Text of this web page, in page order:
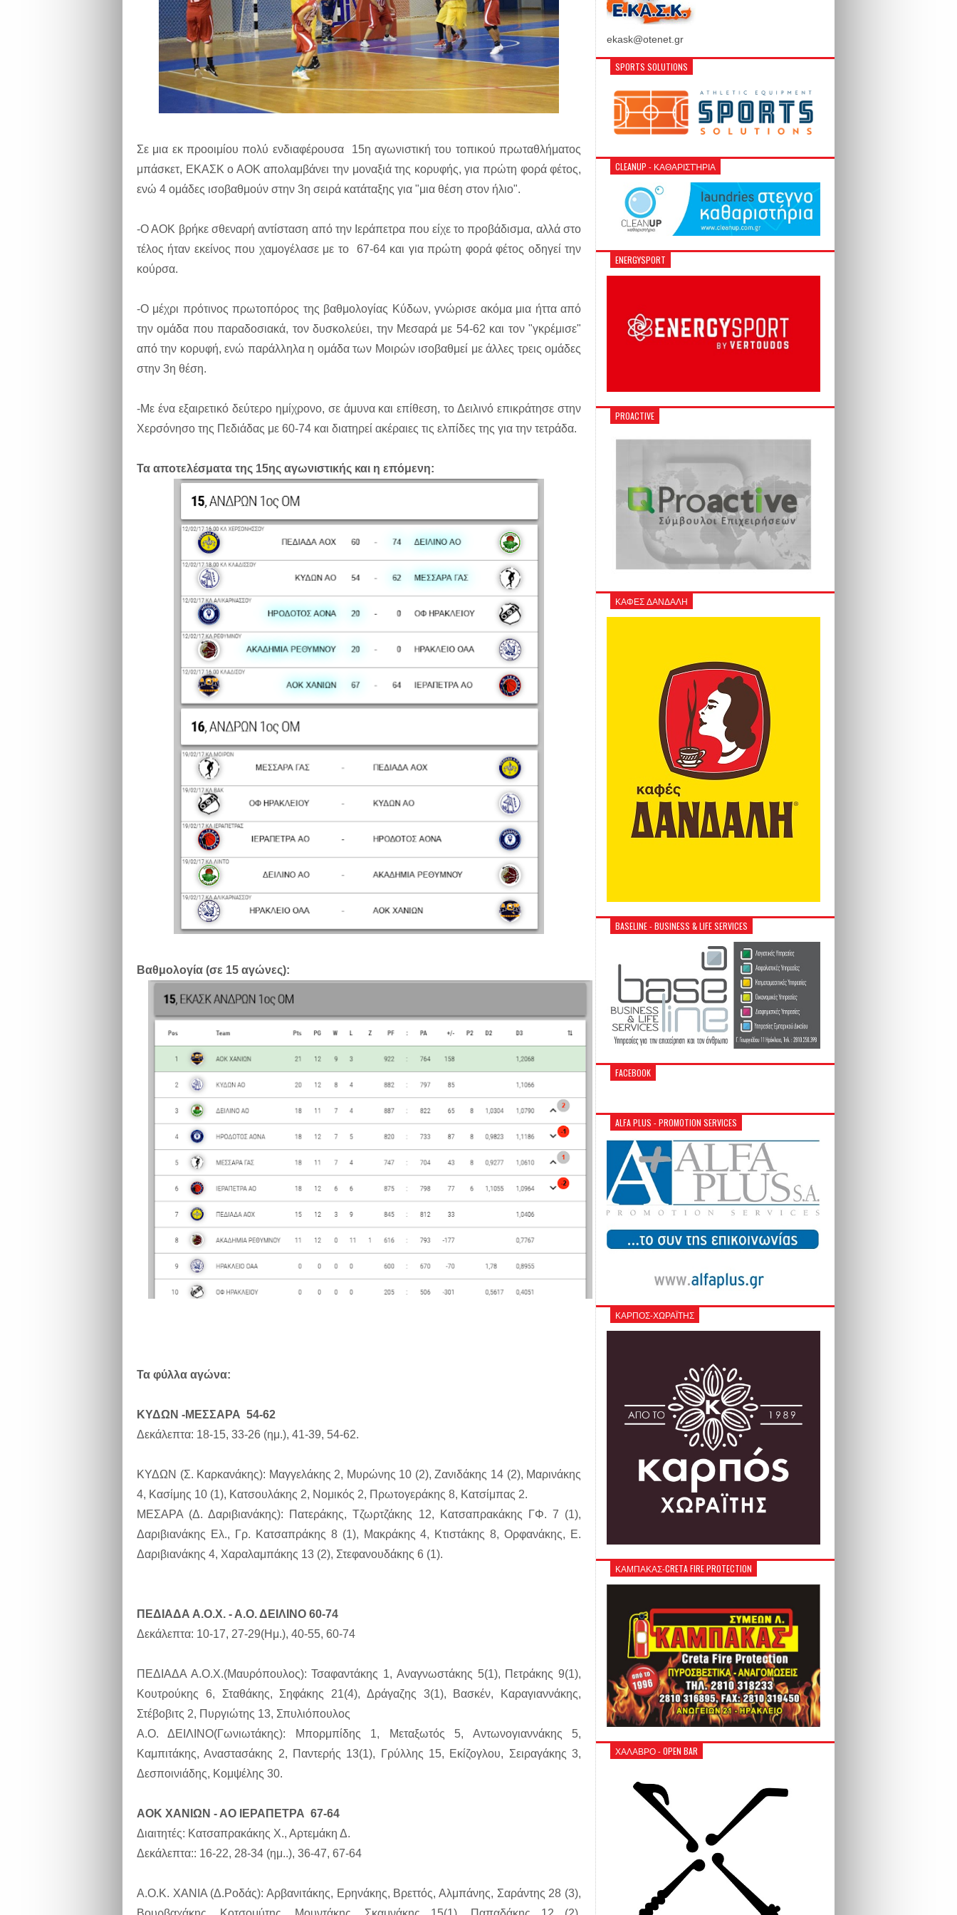
Σε μια εκ προοιμίου πολύ ενδιαφέρουσα 15η αγωνιστική του τοπικού πρωταθλήματος
μπάσκετ, ΕΚΑΣΚ ο ΑΟΚ απολαμβάνει την μοναξιά της κορυφής, για πρώτη φορά φέτος,
ενώ 4 ομάδες ισοβαθμούν στην 3η σειρά κατάταξης για "μια θέση στον ήλιο".
-Ο ΑΟΚ βρήκε σθεναρή αντίσταση από την Ιεράπετρα που είχε το προβάδισμα, αλλά στο
τέλος ήταν εκείνος που χαμογέλασε με το 67-64 και για πρώτη φορά φέτος οδηγεί την
κούρσα.
-Ο μέχρι πρότινος πρωτοπόρος της βαθμολογίας Κύδων, γνώρισε ακόμα μια ήττα από
την ομάδα που παραδοσιακά, τον δυσκολεύει, την Μεσαρά με 54-62 και τον "γκρέμισε"
από την κορυφή, ενώ παράλληλα η ομάδα των Μοιρών ισοβαθμεί με άλλες τρεις ομάδες
στην 3η θέση.
-Με ένα εξαιρετικό δεύτερο ημίχρονο, σε άμυνα και επίθεση, το Δειλινό επικράτησε στην
Χερσόνησο της Πεδιάδας με 60-74 και διατηρεί ακέραιες τις ελπίδες της για την τετράδα.
Τα αποτελέσματα της 15ης αγωνιστικής και η επόμενη:
Βαθμολογία (σε 15 αγώνες):
Τα φύλλα αγώνα:
ΚΥΔΩΝ -ΜΕΣΣΑΡΑ 54-62
Δεκάλεπτα: 18-15, 33-26 (ημ.), 41-39, 54-62.
ΚΥΔΩΝ (Σ. Καρκανάκης): Μαγγελάκης 2, Μυρώνης 10 (2), Ζανιδάκης 14 (2), Μαρινάκης
4, Κασίμης 10 (1), Κατσουλάκης 2, Νομικός 2, Πρωτογεράκης 8, Κατσίμπας 2.
ΜΕΣΑΡΑ (Δ. Δαριβιανάκης): Πατεράκης, Τζωρτζάκης 12, Κατσαπρακάκης ΓΦ. 7 (1),
Δαριβιανάκης Ελ., Γρ. Κατσαπράκης 8 (1), Μακράκης 4, Κτιστάκης 8, Ορφανάκης, Ε.
Δαριβιανάκης 4, Χαραλαμπάκης 13 (2), Στεφανουδάκης 6 (1).
ΠΕΔΙΑΔΑ Α.Ο.Χ. - Α.Ο. ΔΕΙΛΙΝΟ 60-74
Δεκάλεπτα: 10-17, 27-29(Ημ.), 40-55, 60-74
ΠΕΔΙΑΔΑ Α.Ο.Χ.(Μαυρόπουλος): Τσαφαντάκης 1, Αναγνωστάκης 5(1), Πετράκης 9(1),
Κουτρούκης 6, Σταθάκης, Σηφάκης 21(4), Δράγαζης 3(1), Βασκέν, Καραγιαννάκης,
Στέβοβιτς 2, Πυργιώτης 13, Σπυλιόπουλος
Α.Ο. ΔΕΙΛΙΝΟ(Γωνιωτάκης): Μπορμπίδης 1, Μεταξωτός 5, Αντωνογιαννάκης 5,
Καμπιτάκης, Αναστασάκης 2, Παντερής 13(1), Γρύλλης 15, Εκίζογλου, Σειραγάκης 3,
Δεσποινιάδης, Κομψέλης 30.
ΑΟΚ ΧΑΝΙΩΝ - ΑΟ ΙΕΡΑΠΕΤΡΑ 67-64
Διαιτητές: Κατσαπρακάκης Χ., Αρτεμάκη Δ.
Δεκάλεπτα:: 16-22, 28-34 (ημ..), 36-47, 67-64
A.Ο.Κ. ΧΑΝΙΑ (Δ.Ροδάς): Αρβανιτάκης, Ερηνάκης, Βρεττός, Αλμπάνης, Σαράντης 28 (3),
ekask@otenet.gr
SPORTS SOLUTIONS
CLEANUP - ΚΑΘΑΡΙΣΤΉΡΙΑ
ENERGYSPORT
PROACTIVE
ΚΑΦΕΣ ΔΑΝΔΑΛΗ
BASELINE - BUSINESS & LIFE SERVICES
FACEBOOK
ALFA PLUS - PROMOTION SERVICES
ΚΑΡΠΟΣ-ΧΩΡΑΪΤΗΣ
ΚΑΜΠΑΚΑΣ-CRETA FIRE PROTECTION
ΧΑΛΑΒΡΟ - OPEN BAR